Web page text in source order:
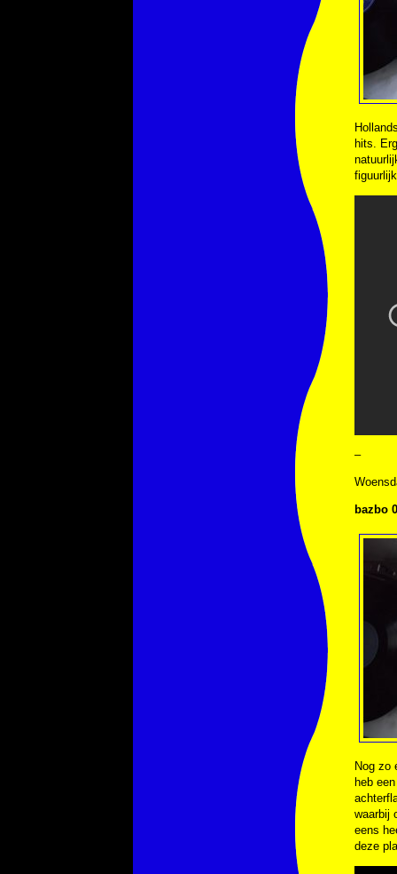
hits.
–
bazbo
Nog zo
heb
waarbij
eens
deze